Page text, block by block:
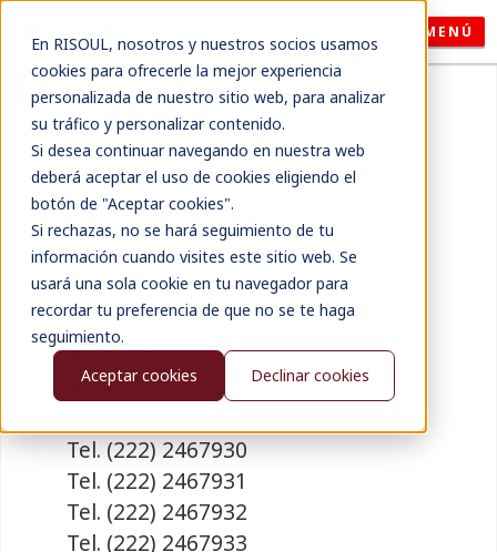
En RISOUL, nosotros y nuestros socios usamos
cookies para ofrecerle la mejor experiencia
personalizada de nuestro sitio web, para analizar
su tráfico y personalizar contenido.
Si desea continuar navegando en nuestra web
deberá aceptar el uso de cookies eligiendo el
botón de "Aceptar cookies".
Si rechazas, no se hará seguimiento de tu
información cuando visites este sitio web. Se
usará una sola cookie en tu navegador para
recordar tu preferencia de que no se te haga
seguimiento.
Aceptar cookies
Declinar cookies
MENÚ
Puebla
24 norte 804
Entre 10 y 8 ote
Col. Resurgimiento
c.p. 72373
Puebla, Pue.
Tel. (222) 2130417
Tel. (222) 2356916
Tel. (222) 2357382
Tel. (222) 2467930
Tel. (222) 2467931
Tel. (222) 2467932
Tel. (222) 2467933